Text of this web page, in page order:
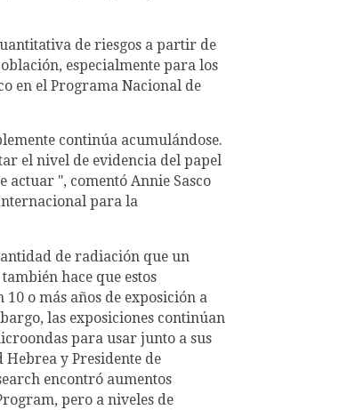
de riesgos a partir de
especialmente para los
en el Programa Nacional de
continúa acumulándose.
el nivel de evidencia del papel
", comentó Annie Sasco
para la
de radiación que un
hace que estos
10 o más años de exposición a
las exposiciones continúan
para usar junto a sus
y Presidente de
encontró aumentos
pero a niveles de